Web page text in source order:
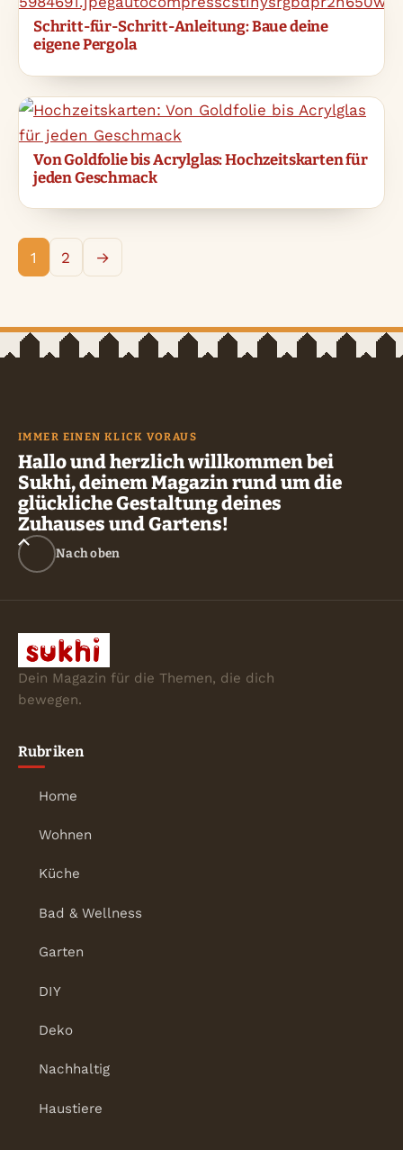
Schritt-für-Schritt-Anleitung: Baue deine
eigene Pergola
Von Goldfolie bis Acrylglas: Hochzeitskarten für
jeden Geschmack
1 2 →
IMMER EINEN KLICK VORAUS
Hallo und herzlich willkommen bei
Sukhi, deinem Magazin rund um die
glückliche Gestaltung deines
Zuhauses und Gartens!
Nach oben
Dein Magazin für die Themen, die dich
bewegen.
Rubriken
Home
Wohnen
Küche
Bad & Wellness
Garten
DIY
Deko
Nachhaltig
Haustiere